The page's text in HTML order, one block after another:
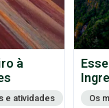
à
e atividades Os